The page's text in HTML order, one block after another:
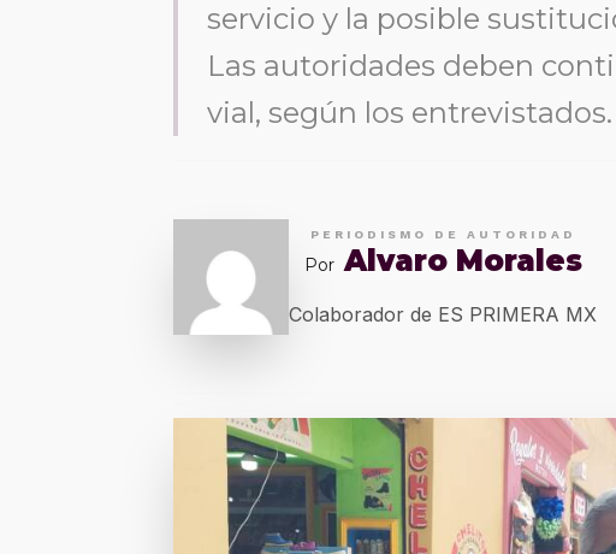
servicio y la posible
Las autoridades deben
vial, según los entrevistados.
PERIODISMO DE AUTORIDAD
Por Alvaro Morales
Colaborador de ES PRIMERA MX